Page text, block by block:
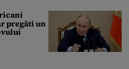
pregăti un